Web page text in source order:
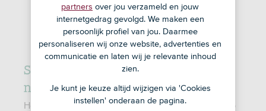
Samenlevingsvormen: voordelen en
nadelen
Het verschil tussen een geregistreerd partnerschap
partners over jou verzameld en jouw
internetgedrag gevolgd. We maken een
persoonlijk profiel van jou. Daarmee
personaliseren wij onze website, advertenties en
communicatie en laten wij je relevante inhoud
zien.
Je kunt je keuze altijd wijzigen via 'Cookies
instellen' onderaan de pagina.